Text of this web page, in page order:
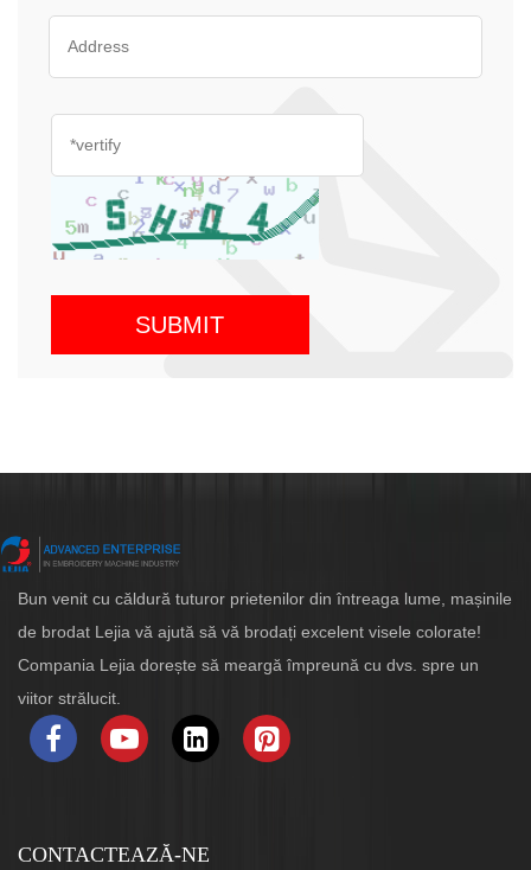
Bun venit cu căldură tuturor prietenilor din întreaga lume, mașinile
de brodat Lejia vă ajută să vă brodați excelent visele colorate!
Compania Lejia dorește să meargă împreună cu dvs. spre un
viitor strălucit.
CONTACTEAZĂ-NE